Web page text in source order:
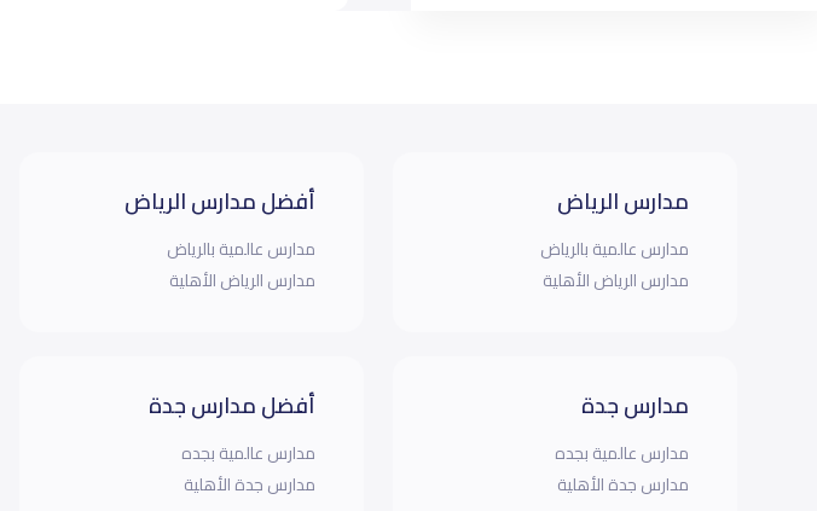
مدارس الرياض
مدارس عالمية بالرياض
مدارس الرياض الأهلية
مدارس جدة
مدارس عالمية بجده
مدارس جدة الأهلية
أفضل مدارس الرياض
مدارس عالمية بالرياض
مدارس الرياض الأهلية
أفضل مدارس جدة
مدارس عالمية بجده
مدارس جدة الأهلية